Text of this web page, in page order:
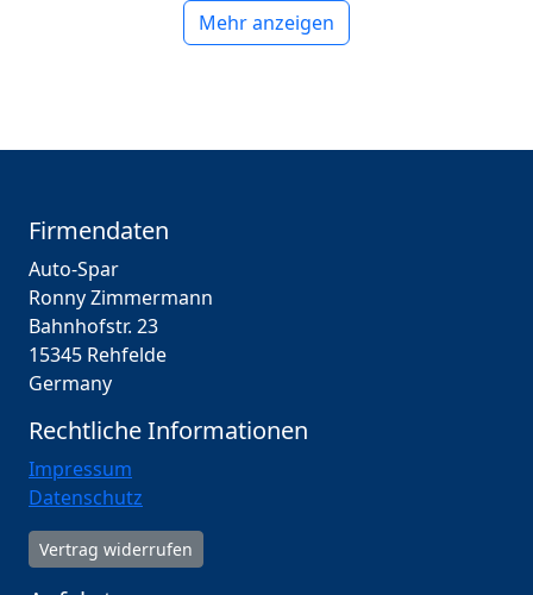
Mehr anzeigen
Firmendaten
Auto-Spar
Ronny Zimmermann
Bahnhofstr. 23
15345 Rehfelde
Germany
Rechtliche Informationen
Impressum
Datenschutz
Vertrag widerrufen